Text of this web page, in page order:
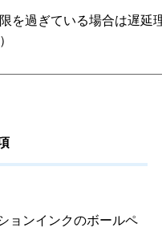
を過ぎている場合は遅延
ョンインクのボールペ